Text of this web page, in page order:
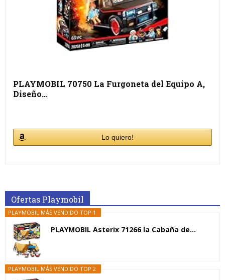
PLAYMOBIL 70750 La Furgoneta del Equipo A,
Diseño…
Lo quiero!
Ofertas Playmobil
PLAYMOBIL MÁS VENDIDO TOP 1
PLAYMOBIL Asterix 71266 la Cabaña de...
PLAYMOBIL MÁS VENDIDO TOP 2